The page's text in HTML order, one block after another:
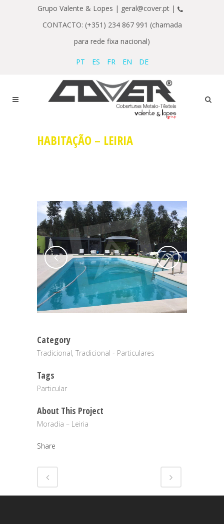
Grupo Valente & Lopes | geral@cover.pt |
CONTACTO: (+351) 234 867 991 (chamada
para rede fixa nacional)
PT ES FR EN DE
HABITAÇÃO – LEIRIA
Category
Tradicional, Tradicional - Particulares
Tags
Particular
About This Project
Moradia – Leiria
Share